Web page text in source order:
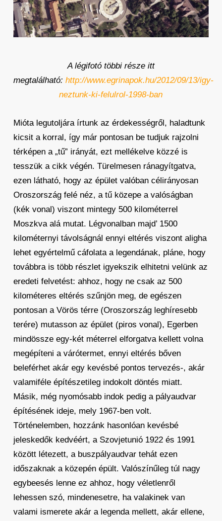
A légifotó többi része itt
megtalálható: http://www.egrinapok.hu/2012/09/13/igy-
neztunk-ki-felulrol-1998-ban
Mióta legutoljára írtunk az érdekességről, haladtunk
kicsit a korral, így már pontosan be tudjuk rajzolni
térképen a „tű” irányát, ezt mellékelve közzé is
tesszük a cikk végén. Türelmesen ránagyítgatva,
ezen látható, hogy az épület valóban célirányosan
Oroszország felé néz, a tű közepe a valóságban
(kék vonal) viszont mintegy 500 kilométerrel
Moszkva alá mutat. Légvonalban majd’ 1500
kilométernyi távolságnál ennyi eltérés viszont aligha
lehet egyértelmű cáfolata a legendának, pláne, hogy
továbbra is több részlet igyekszik elhitetni velünk az
eredeti felvetést: ahhoz, hogy ne csak az 500
kilométeres eltérés szűnjön meg, de egészen
pontosan a Vörös térre (Oroszország leghíresebb
terére) mutasson az épület (piros vonal), Egerben
mindössze egy-két méterrel elforgatva kellett volna
megépíteni a várótermet, ennyi eltérés bőven
beleférhet akár egy kevésbé pontos tervezés-, akár
valamiféle építészetileg indokolt döntés miatt.
Másik, még nyomósabb indok pedig a pályaudvar
építésének ideje, mely 1967-ben volt.
Történelemben, hozzánk hasonlóan kevésbé
jeleskedők kedvéért, a Szovjetunió 1922 és 1991
között létezett, a buszpályaudvar tehát ezen
időszaknak a közepén épült. Valószínűleg túl nagy
egybeesés lenne ez ahhoz, hogy véletlenről
lehessen szó, mindenesetre, ha valakinek van
valami ismerete akár a legenda mellett, akár ellene,